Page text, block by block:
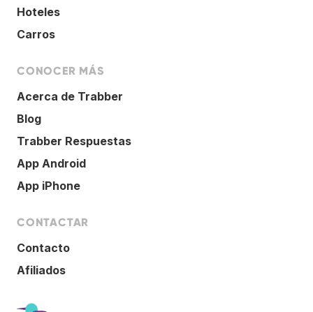
Hoteles
Carros
CONOCER MÁS
Acerca de Trabber
Blog
Trabber Respuestas
App Android
App iPhone
CONTACTAR
Contacto
Afiliados